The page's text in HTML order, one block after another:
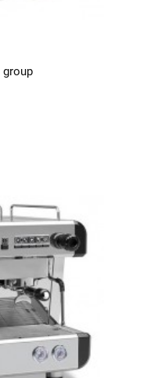
group